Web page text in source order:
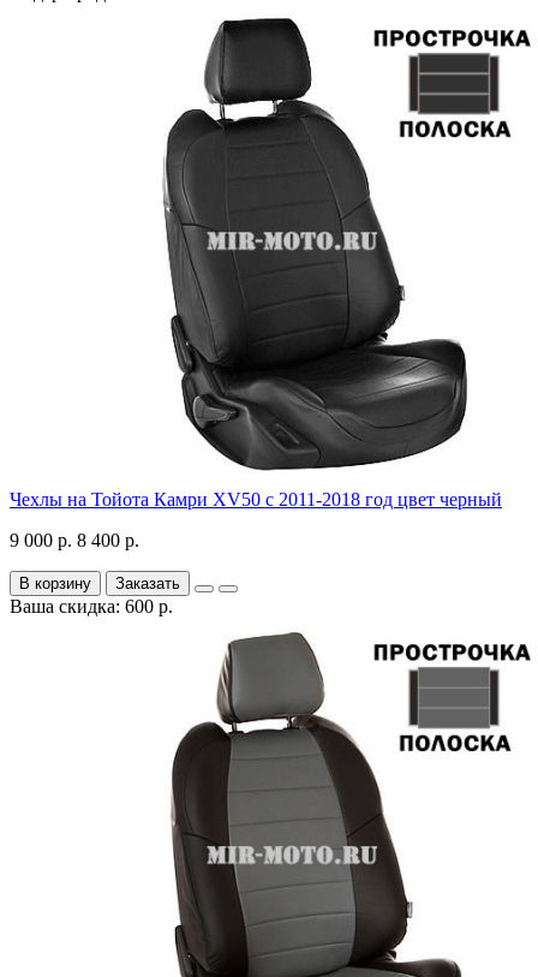
Чехлы на Тойота Камри XV50 с 2011-2018 год цвет черный
9 000 р. 8 400 р.
В корзину Заказать
Ваша скидка: 600 р.